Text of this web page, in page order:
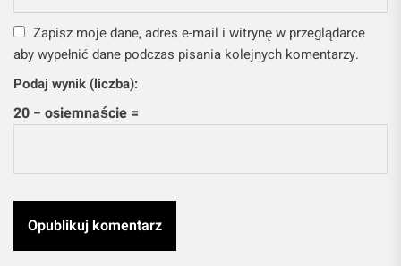
Zapisz moje dane, adres e-mail i witrynę w przeglądarce
aby wypełnić dane podczas pisania kolejnych komentarzy.
Podaj wynik (liczba):
20 − osiemnaście =